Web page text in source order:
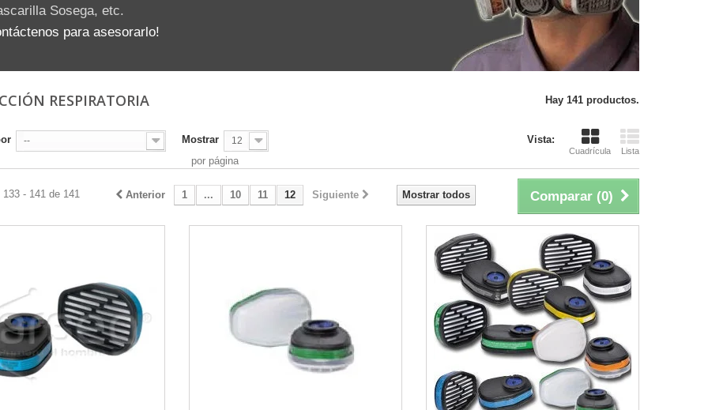
Sosega, etc.
para asesorarlo!
RESPIRATORIA Hay 141 productos.
Vista:
Cuadrícula Lista
-- Mostrar 12
por página
Comparar (0)
Mostrar todos
Anterior 1 ... 10 11 12 Siguiente
- 141 de 141